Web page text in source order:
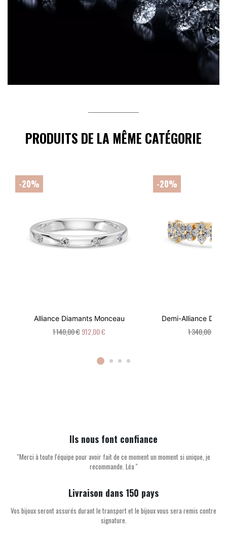
PRODUITS DE LA MÊME CATÉGORIE
Alliance Diamants Monceau
1 140,00 €912,00 €
-20%
Demi-Alliance
1 340,00 €
-20%
Ils nous font confiance
''Merci à toute l'équipe pour avoir fait de ce moment un moment si unique, je
recommande. Léa ''
Livraison dans 150 pays
Vos bijoux seront assurés durant le transport et le bijoux vous sera remis contre
signature.